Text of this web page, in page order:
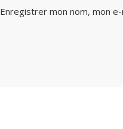
Enregistrer mon nom, mon